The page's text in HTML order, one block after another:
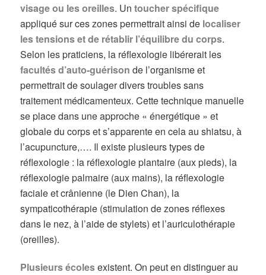
visage ou les oreilles. Untoucher spécifique
appliqué sur ces zones permettrait ainsi de localiser
les tensions et de rétablir l’équilibre du corps.
Selon les praticiens, la réflexologie libérerait les
facultés d’auto-guérison de l’organisme et
permettrait de soulager divers troubles sans
traitement médicamenteux. Cette technique manuelle
se place dans une approche « énergétique » et
globale du corps et s’apparente en cela au shiatsu, à
l’acupuncture,…. Il existe plusieurs types de
réflexologie : la réflexologie plantaire (aux pieds), la
réflexologie palmaire (aux mains), la réflexologie
faciale et crânienne (le Dien Chan), la
sympaticothérapie (stimulation de zones réflexes
dans le nez, à l’aide de stylets) et l’auriculothérapie
(oreilles).
Plusieurs écolesexistent. On peut en distinguer au